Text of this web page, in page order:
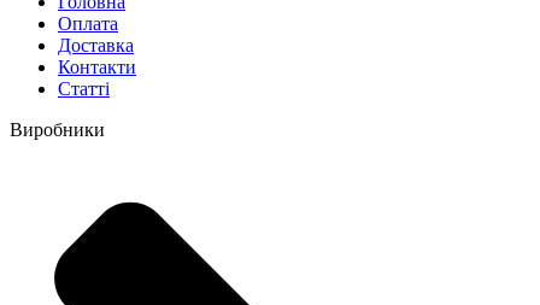
Оплата
Доставка
Контакти
Статті
Виробники